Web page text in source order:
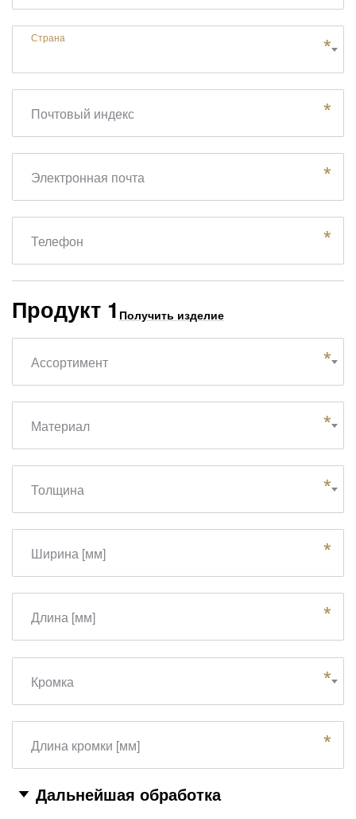
Страна
Почтовый индекс
Электронная почта
Телефон
Продукт 1 Получить изделие
Ассортимент
Материал
Толщина
Ширина [мм]
Длина [мм]
Кромка
Длина кромки [мм]
Дальнейшая обработка